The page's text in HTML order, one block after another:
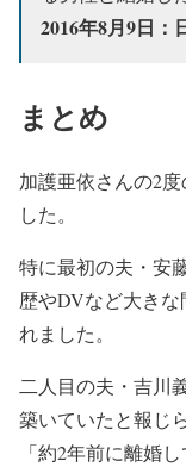
2016年8月9日：
まとめ
加護亜依さんの2
した。
特に最初の夫・安
歴やDVなど大き
れました。
二人目の夫・吉川
築いていたと報じ
「約2年前に離婚